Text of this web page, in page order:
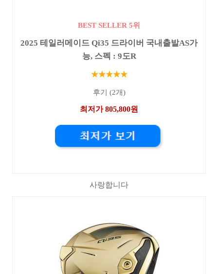
BEST SELLER 5위
2025 테일러메이드 Qi35 드라이버 국내출발AS가
능, 스펙 : 9도R
★★★★★
후기 (2개)
최저가 805,800원
사랑합니다